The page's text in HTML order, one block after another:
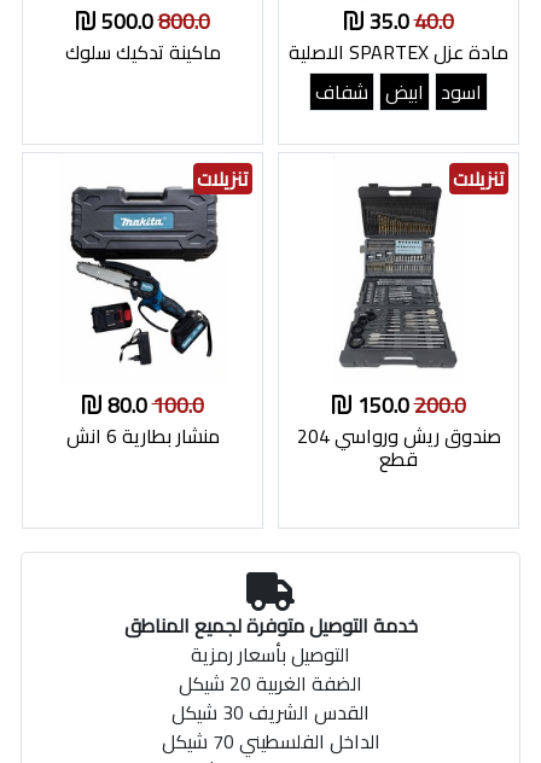
40.0
35.0
مادة عزل SPARTEX الاصلية
اسود ابيض شفاف
800.0
500.0
ماكينة تدكيك سلوك
تنزيلات
200.0
150.0
صندوق ريش ورواسي 204
قطع
تنزيلات
100.0
80.0
منشار بطارية 6 انش
خدمة التوصيل متوفرة لجميع المناطق
التوصيل بأسعار رمزية
الضفة الغربية 20 شيكل
القدس الشريف 30 شيكل
الداخل الفلسطيني 70 شيكل